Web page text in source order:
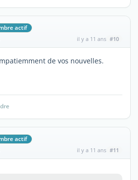
actif
il y a 11 ans #10
de vos nouvelles.
actif
il y a 11 ans #11